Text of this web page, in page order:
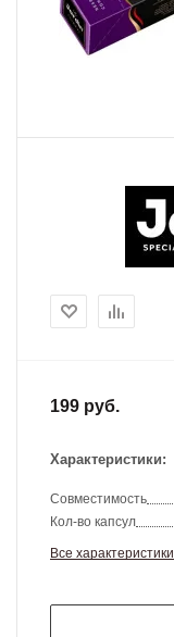
199 руб.
Характеристики:
Совместимость
Кол-во капсул
Все характеристики